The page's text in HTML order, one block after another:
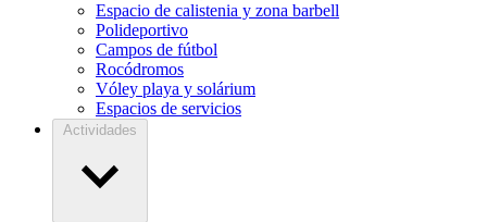
Espacio de calistenia y zona barbell
Polideportivo
Campos de fútbol
Rocódromos
Vóley playa y solárium
Espacios de servicios
Actividades